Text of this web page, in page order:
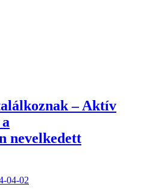
– Aktív
nevelkedett
04-02